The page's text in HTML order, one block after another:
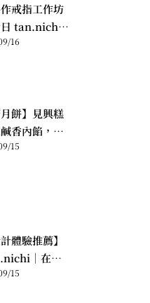
作戒指工作坊
日 tan.nichi
驗｜情侶・
16
月餅】見興糕
香內餡，顛
福滋味
15
體驗推薦】
｜在萬
手完成屬於
15